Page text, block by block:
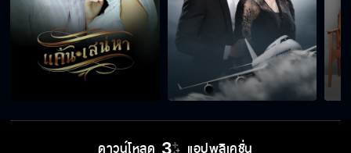
ดาวน์โหลด แอปพลิเคชั่น